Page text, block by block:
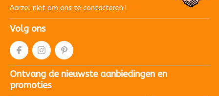
Aarzel niet om ons te contacteren !
Volg ons
Ontvang de nieuwste aanbiedingen en
promoties